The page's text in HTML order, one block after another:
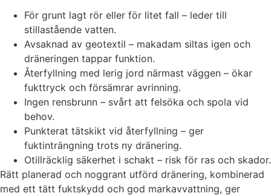
För grunt lagt rör eller för litet fall – leder till
stillastående vatten.
Avsaknad av geotextil – makadam siltas igen och
dräneringen tappar funktion.
Återfyllning med lerig jord närmast väggen – ökar
fukttryck och försämrar avrinning.
Ingen rensbrunn – svårt att felsöka och spola vid
behov.
Punkterat tätskikt vid återfyllning – ger
fuktinträngning trots ny dränering.
Otillräcklig säkerhet i schakt – risk för ras och skador.
Rätt planerad och noggrant utförd dränering, kombinerad
med ett tätt fuktskydd och god markavvattning, ger